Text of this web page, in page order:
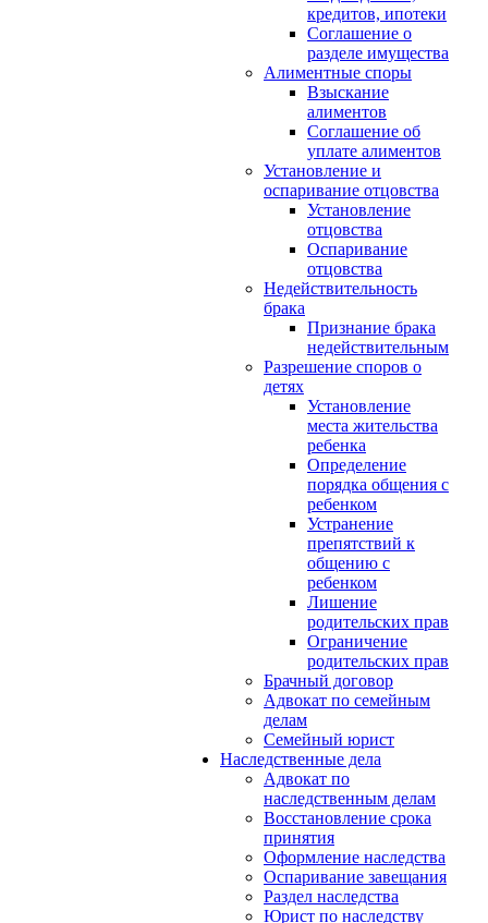
кредитов, ипотеки
Соглашение о
разделе имущества
Алиментные споры
Взыскание
алиментов
Соглашение об
уплате алиментов
Установление и
оспаривание отцовства
Установление
отцовства
Оспаривание
отцовства
Недействительность
брака
Признание брака
недействительным
Разрешение споров о
детях
Установление
места жительства
ребенка
Определение
порядка общения с
ребенком
Устранение
препятствий к
общению с
ребенком
Лишение
родительских прав
Ограничение
родительских прав
Брачный договор
Адвокат по семейным
делам
Семейный юрист
Наследственные дела
Адвокат по
наследственным делам
Восстановление срока
принятия
Оформление наследства
Оспаривание завещания
Раздел наследства
Юрист по наследству